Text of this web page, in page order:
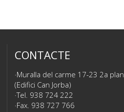
CONTACTE
Muralla del carme 17-23 2a
(Edifici Can Jorba)
Tel. 938 724 222
Fax. 938 727 766